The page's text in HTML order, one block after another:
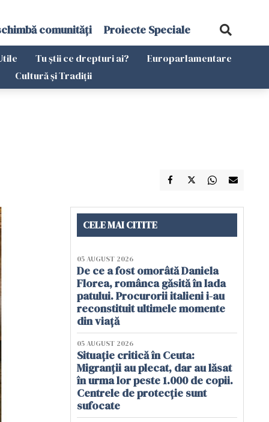
comunități Proiecte Speciale
Tu știi ce drepturi ai?
Europarlamentare
Cultură și Tradiții
CELE MAI CITITE
05 AUGUST 2026
De ce a fost omorâtă Daniela
Florea, românca găsită în lada
patului. Procurorii italieni i-au
reconstituit ultimele momente
din viață
05 AUGUST 2026
Situație critică în Ceuta:
Migranții au plecat, dar au lăsat
în urma lor peste 1.000 de copii.
Centrele de protecție sunt
sufocate